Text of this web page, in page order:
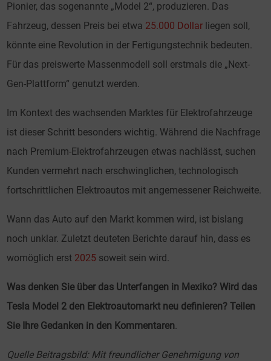
Pionier, das sogenannte „Model 2“, produzieren. Das
Fahrzeug, dessen Preis bei etwa 25.000 Dollar liegen soll,
könnte eine Revolution in der Fertigungstechnik bedeuten.
Für das preiswerte Massenmodell soll erstmals die „Next-
Gen-Plattform“ genutzt werden.
Im Kontext des wachsenden Marktes für Elektrofahrzeuge
ist dieser Schritt besonders wichtig. Während die Nachfrage
nach Premium-Elektrofahrzeugen etwas nachlässt, suchen
Kunden vermehrt nach erschwinglichen, technologisch
fortschrittlichen Elektroautos mit angemessener Reichweite.
Wann das Auto auf den Markt kommen wird, ist bislang
noch unklar. Zuletzt deuteten Berichte darauf hin, dass es
womöglich erst 2025 soweit sein wird.
Was denken Sie über das Unterfangen in Mexiko? Wird das
Tesla Model 2 den Elektroautomarkt neu definieren? Teilen
Sie Ihre Gedanken in den Kommentaren.
Quelle Beitragsbild: Mit freundlicher Genehmigung von